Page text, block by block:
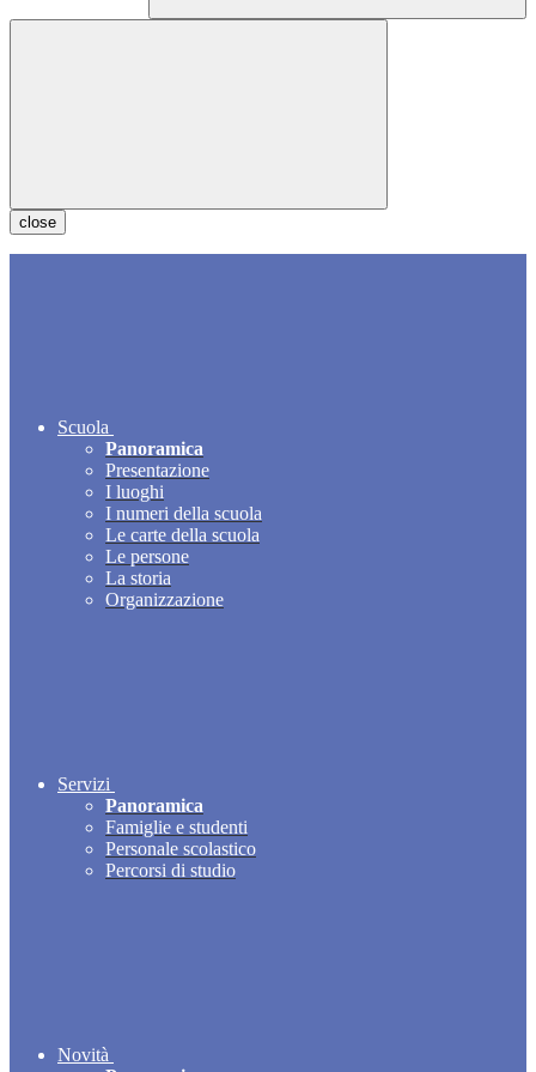
close
Scuola
Panoramica
Presentazione
I luoghi
I numeri della scuola
Le carte della scuola
Le persone
La storia
Organizzazione
Servizi
Panoramica
Famiglie e studenti
Personale scolastico
Percorsi di studio
Novità